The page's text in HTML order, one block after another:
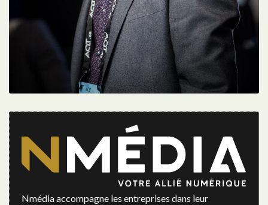
Nmédia accompagne les entreprises dans leur